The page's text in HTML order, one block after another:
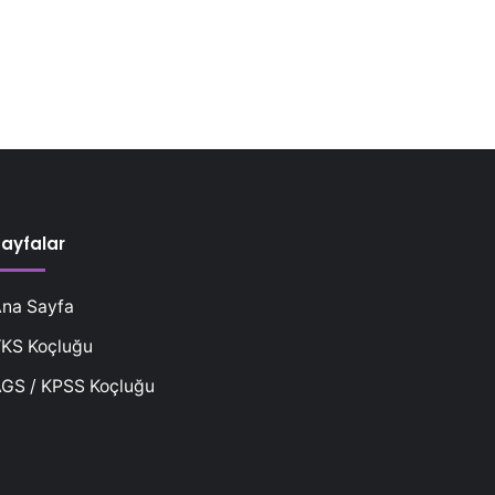
Sayfa
Koçluğu
/ KPSS Koçluğu